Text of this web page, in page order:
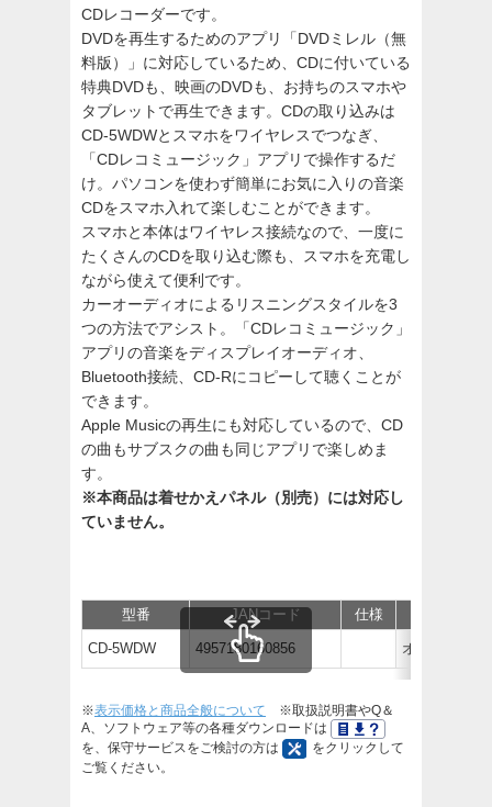
CDレコーダーです。
DVDを再生するためのアプリ「DVDミレル（無
料版）」に対応しているため、CDに付いている
特典DVDも、映画のDVDも、お持ちのスマホや
タブレットで再生できます。CDの取り込みは
CD-5WDWとスマホをワイヤレスでつなぎ、
「CDレコミュージック」アプリで操作するだ
け。パソコンを使わず簡単にお気に入りの音楽
CDをスマホ入れて楽しむことができます。
スマホと本体はワイヤレス接続なので、一度に
たくさんのCDを取り込む際も、スマホを充電し
ながら使えて便利です。
カーオーディオによるリスニングスタイルを3
つの方法でアシスト。「CDレコミュージック」
アプリの音楽をディスプレイオーディオ、
Bluetooth接続、CD-Rにコピーして聴くことが
できます。
Apple Musicの再生にも対応しているので、CD
の曲もサブスクの曲も同じアプリで楽しめま
す。
※本商品は着せかえパネル（別売）には対応し
ていません。
型番 JANコード 仕様
CD-5WDW 4957180160856 オープン価
※表示価格と商品全般について ※取扱説明書やQ＆
A、ソフトウェア等の各種ダウンロードは
を、保守サービスをご検討の方は
をクリックして
ご覧ください。